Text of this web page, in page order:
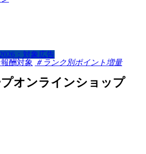
：対象広告
酬対象 ＃ランク別ポイント増量
オンラインショップ